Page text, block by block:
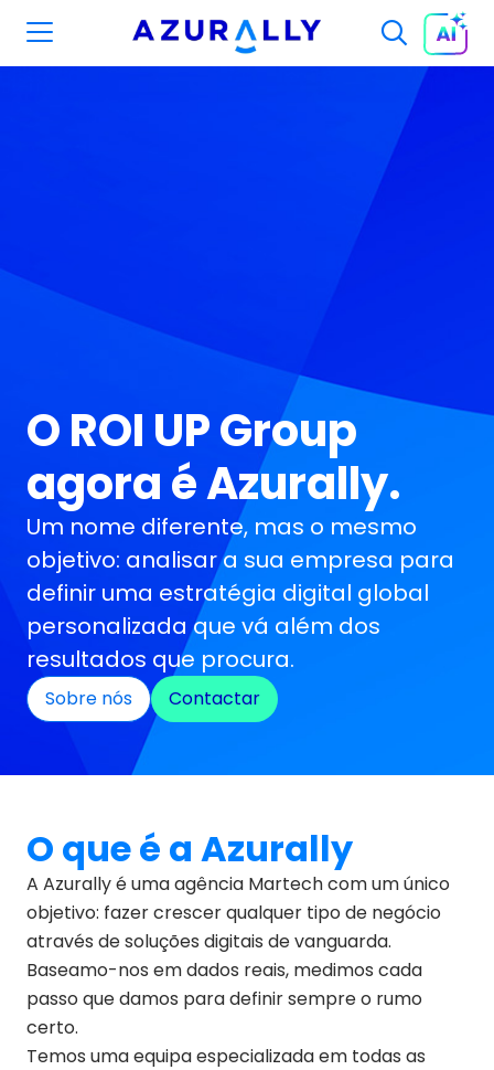
O ROI UP Group
agora é Azurally.
Um nome diferente, mas o mesmo
objetivo: analisar a sua empresa para
definir uma estratégia digital global
personalizada que vá além dos
resultados que procura.
Sobre nós Contactar
O que é a Azurally
A Azurally é uma agência Martech com um único
objetivo: fazer crescer qualquer tipo de negócio
através de soluções digitais de vanguarda.
Baseamo-nos em dados reais, medimos cada
passo que damos para definir sempre o rumo
certo.
Temos uma equipa especializada em todas as